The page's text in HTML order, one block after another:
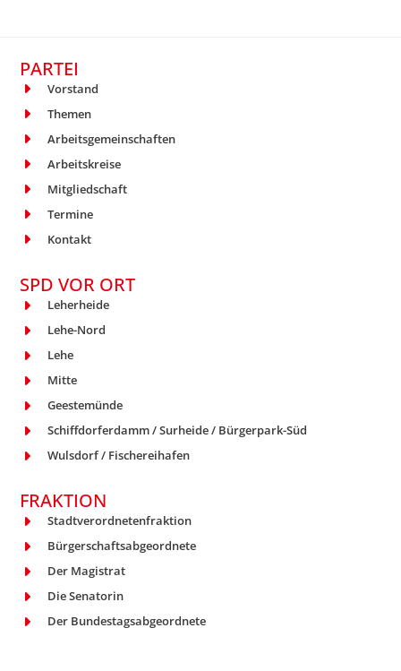
PARTEI
Vorstand
Themen
Arbeitsgemeinschaften
Arbeitskreise
Mitgliedschaft
Termine
Kontakt
SPD VOR ORT
Leherheide
Lehe-Nord
Lehe
Mitte
Geestemünde
Schiffdorferdamm / Surheide / Bürgerpark-Süd
Wulsdorf / Fischereihafen
FRAKTION
Stadtverordnetenfraktion
Bürgerschaftsabgeordnete
Der Magistrat
Die Senatorin
Der Bundestagsabgeordnete